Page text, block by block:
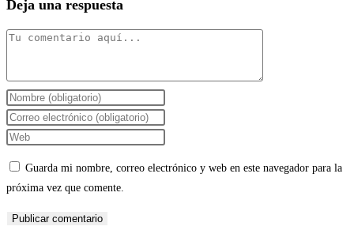
Deja una respuesta
Comentario
Introduce
tu
nombre
de
usuario
Introduce
tu
correo
electrónico
Introduce
de
tu
Guarda mi nombre, correo electrónico y web en este navegador para la
próxima vez que comente.